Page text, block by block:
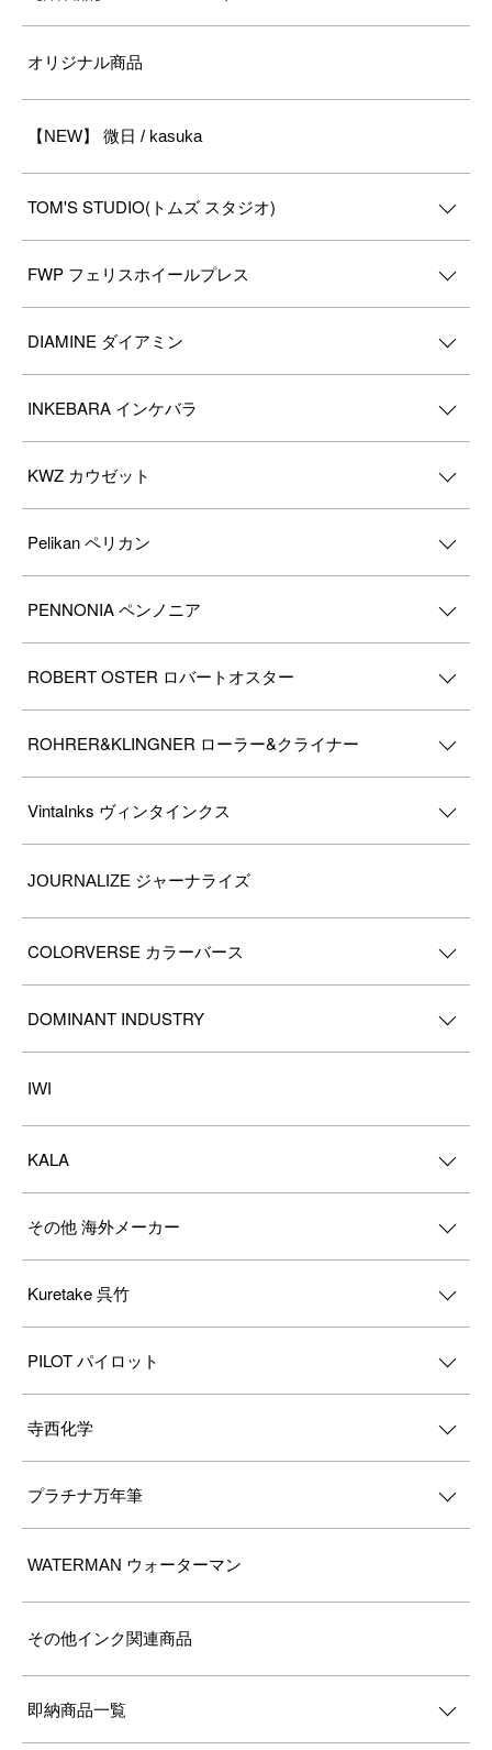
オリジナル商品
【NEW】 微日 / kasuka
TOM'S STUDIO(トムズ スタジオ)
FWP フェリスホイールプレス
DIAMINE ダイアミン
INKEBARA インケバラ
KWZ カウゼット
Pelikan ペリカン
PENNONIA ペンノニア
ROBERT OSTER ロバートオスター
ROHRER&KLINGNER ローラー&クライナー
VintaInks ヴィンタインクス
JOURNALIZE ジャーナライズ
COLORVERSE カラーバース
DOMINANT INDUSTRY
IWI
KALA
その他 海外メーカー
Kuretake 呉竹
PILOT パイロット
寺西化学
プラチナ万年筆
WATERMAN ウォーターマン
その他インク関連商品
即納商品一覧